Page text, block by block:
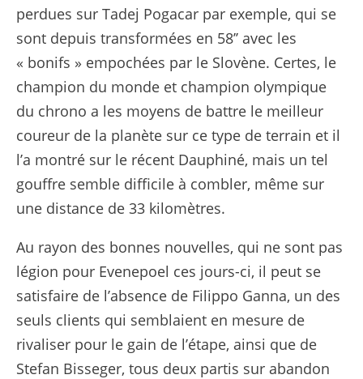
perdues sur Tadej Pogacar par exemple, qui se
sont depuis transformées en 58’’ avec les
« bonifs » empochées par le Slovène. Certes, le
champion du monde et champion olympique
du chrono a les moyens de battre le meilleur
coureur de la planète sur ce type de terrain et il
l’a montré sur le récent Dauphiné, mais un tel
gouffre semble difficile à combler, même sur
une distance de 33 kilomètres.
Au rayon des bonnes nouvelles, qui ne sont pas
légion pour Evenepoel ces jours-ci, il peut se
satisfaire de l’absence de Filippo Ganna, un des
seuls clients qui semblaient en mesure de
rivaliser pour le gain de l’étape, ainsi que de
Stefan Bisseger, tous deux partis sur abandon